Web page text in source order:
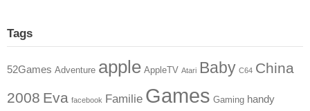
Tags
52Games Adventure apple AppleTV Atari Baby C64 China
2008 Eva facebook Familie Games Gaming handy